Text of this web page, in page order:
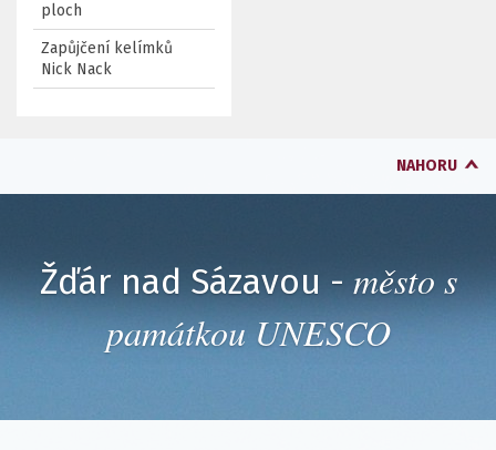
ploch
Zapůjčení kelímků
Nick Nack
NAHORU
Žďár nad Sázavou - město s
památkou UNESCO